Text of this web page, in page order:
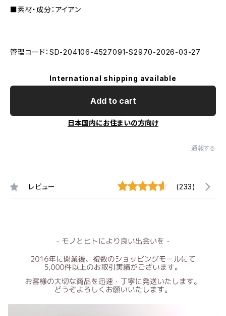
■素材・成分：アイアン
管理コード：SD-204106-4527091-S2970-2026-03-27
International shipping available
Add to cart
日本国内にお住まいの方向け
通報する
レビュー (233)